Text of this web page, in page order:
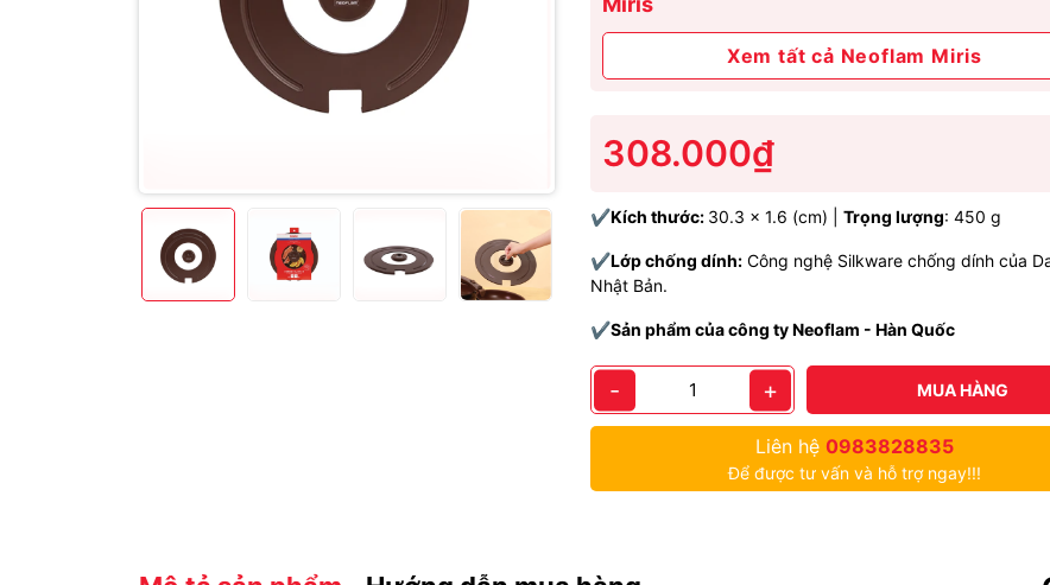
Xem tất cả Neoflam Miris
308.000₫
✔️Kích thước: 30.3 x 1.6 (cm) | Trọng lượng: 450 g
✔️Lớp chống dính: Công nghệ Silkware chống dính của
Nhật Bản.
✔️Sản phẩm của công ty Neoflam - Hàn Quốc
- + MUA HÀNG
Liên hệ 0983828835
Để được tư vấn và hỗ trợ ngay!!!